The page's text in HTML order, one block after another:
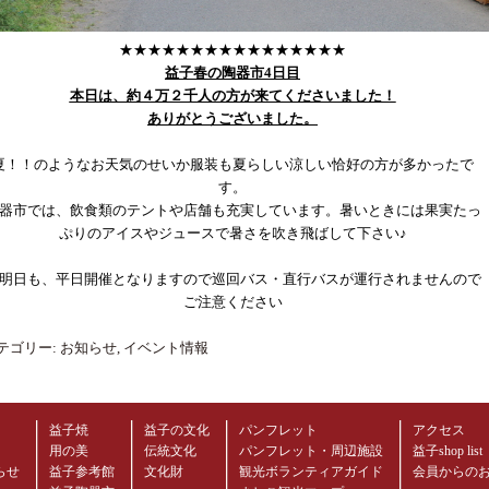
★★★★★★★★★★★★★★★★
益子春の陶器市4日目
本日は、約４万２千人の方が来てくださいました！
ありがとうございました。
！！のようなお天気のせいか服装も夏らしい涼しい恰好の方が多かったで
す。
市では、飲食類のテントや店舗も充実しています。暑いときには果実たっ
ぷりのアイスやジュースで暑さを吹き飛ばして下さい♪
日も、平日開催となりますので巡回バス・直行バスが運行されませんので
ご注意ください
ゴリー: お知らせ, イベント情報
せ
益子焼
用の美
益子参考館
益子の文化
伝統文化
文化財
パンフレット
パンフレット・周辺施設
観光ボランティアガイド
アクセス
益子shop list
会員からの